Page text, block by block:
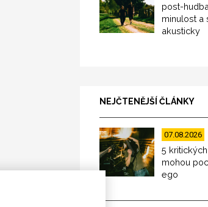
post-
minulost a
akusticky
NEJČTENĚJŠÍ ČLÁNKY
07.08.2026
5
mohou
ego